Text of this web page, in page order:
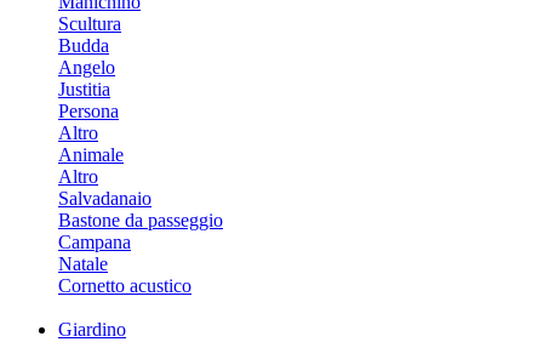
Scultura
Budda
Angelo
Justitia
Persona
Altro
Animale
Altro
Salvadanaio
Bastone da passeggio
Campana
Natale
Cornetto acustico
Giardino